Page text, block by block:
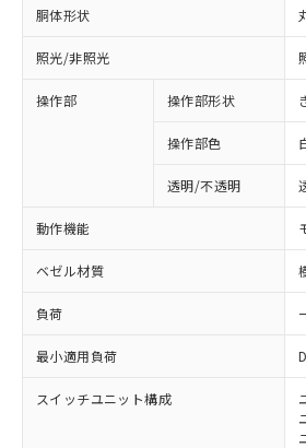
胴体形状
照光/非照光
操作部 操作部形状
操作部色
透明/不透明
動作機能
ベゼル材質
負荷
最小適用負荷
スイッチユニット構成